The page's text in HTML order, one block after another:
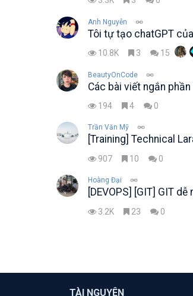
Anh Nguyễn
Tôi tự tạo chatGPT
10.8K 3 15
BeautyOnCode
Các bài viết ngắn phần
194 4 0
Trần Văn Mỹ
[Training] Technical
907 10 0
Hoàng Đại
[DEVOPS] [GIT] GIT
3.2K 23 0
TÀI NGUYÊN